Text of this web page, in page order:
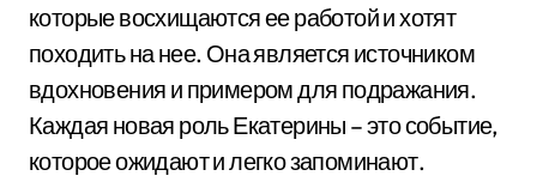
которые восхищаются ее работой и хотят
походить на нее. Она является источником
вдохновения и примером для подражания.
Каждая новая роль Екатерины – это событие,
которое ожидают и легко запоминают.